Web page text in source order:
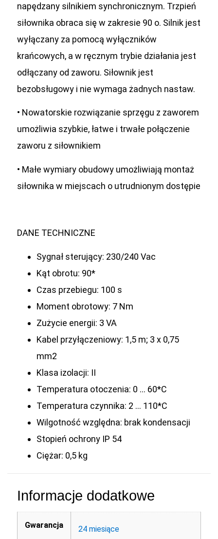
napędzany silnikiem synchronicznym. Trzpień
siłownika obraca się w zakresie 90 o. Silnik jest
wyłączany za pomocą wyłączników
krańcowych, a w ręcznym trybie działania jest
odłączany od zaworu. Siłownik jest
bezobsługowy i nie wymaga żadnych nastaw.
• Nowatorskie rozwiązanie sprzęgu z zaworem
umożliwia szybkie, łatwe i trwałe połączenie
zaworu z siłownikiem
• Małe wymiary obudowy umożliwiają montaż
siłownika w miejscach o utrudnionym dostępie
DANE TECHNICZNE
Sygnał sterujący: 230/240 Vac
Kąt obrotu: 90*
Czas przebiegu: 100 s
Moment obrotowy: 7 Nm
Zużycie energii: 3 VA
Kabel przyłączeniowy: 1,5 m; 3 x 0,75
mm2
Klasa izolacji: II
Temperatura otoczenia: 0 … 60*C
Temperatura czynnika: 2 … 110*C
Wilgotność względna: brak kondensacji
Stopień ochrony IP 54
Ciężar: 0,5 kg
Informacje dodatkowe
Gwarancja 24 miesiące